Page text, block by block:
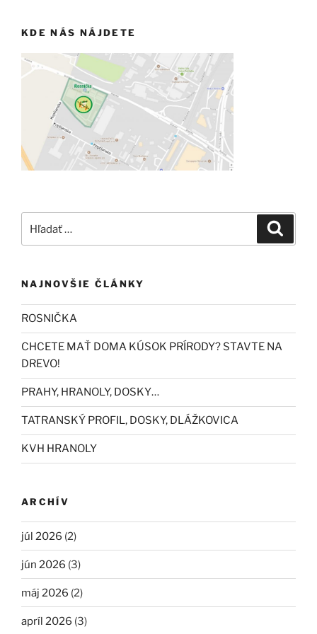
KDE NÁS NÁJDETE
NAJNOVŠIE ČLÁNKY
ROSNIČKA
CHCETE MAŤ DOMA KÚSOK PRÍRODY? STAVTE NA
DREVO!
PRAHY, HRANOLY, DOSKY…
TATRANSKÝ PROFIL, DOSKY, DLÁŽKOVICA
KVH HRANOLY
ARCHÍV
júl 2026 (2)
jún 2026 (3)
máj 2026 (2)
apríl 2026 (3)